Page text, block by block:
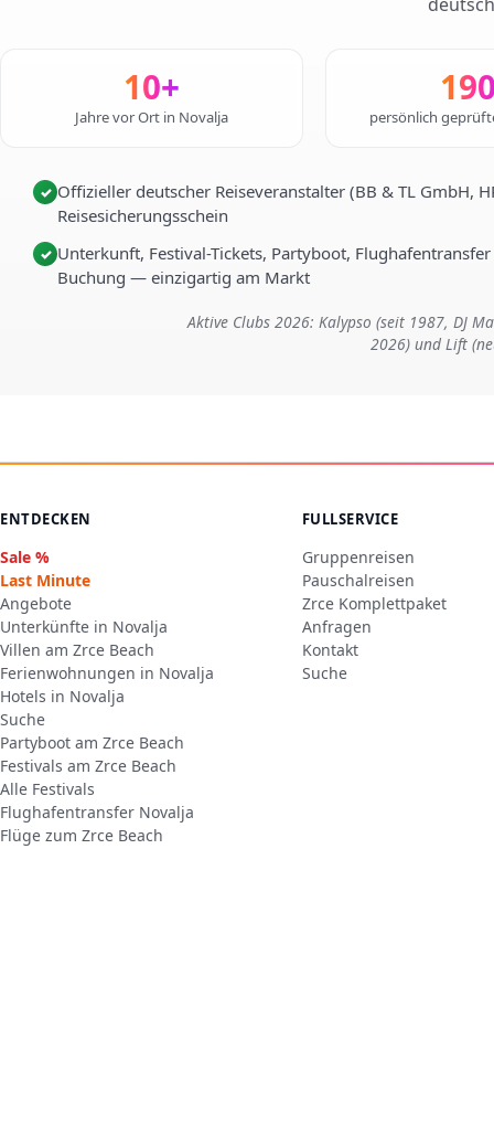
10+
Jahre vor Ort in Novalja persönlich
✓ Offizieller deutscher Reiseveranstalter (BB & TL GmbH,
Reisesicherungsschein
✓ Unterkunft, Festival-Tickets, Partyboot,
Buchung — einzigartig am Markt
Aktive Clubs 2026: Kalypso (seit 1987, DJ
2026) und Lift
ENTDECKEN
Sale %
Last Minute
Angebote
Unterkünfte in Novalja
Villen am Zrce Beach
Ferienwohnungen in Novalja
Hotels in Novalja
Suche
Partyboot am Zrce Beach
Festivals am Zrce Beach
Alle Festivals
Flughafentransfer Novalja
Flüge zum Zrce Beach
FULLSERVICE
Gruppenreisen
Pauschalreisen
Zrce Komplettpaket
Anfragen
Kontakt
Suche